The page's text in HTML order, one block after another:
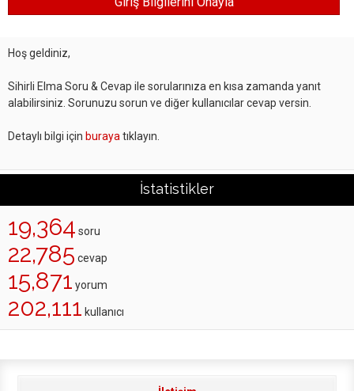
Hoş geldiniz,
Sihirli Elma Soru & Cevap ile sorularınıza en kısa zamanda yanıt
alabilirsiniz. Sorunuzu sorun ve diğer kullanıcılar cevap versin.
Detaylı bilgi için buraya tıklayın.
İstatistikler
19,364 soru
22,785 cevap
15,871 yorum
202,111 kullanıcı